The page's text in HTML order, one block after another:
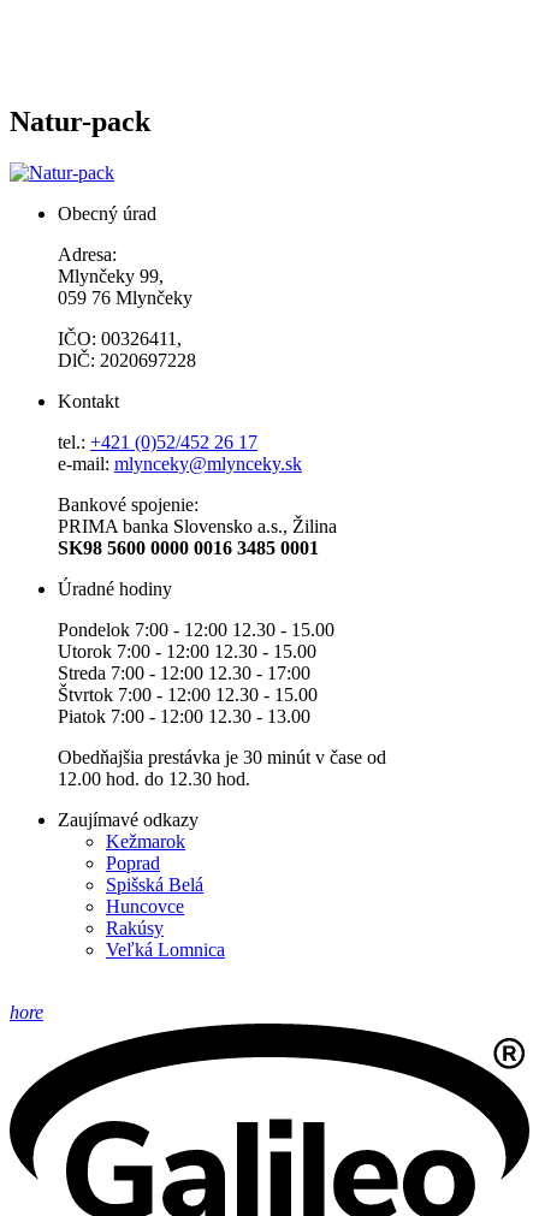
Natur-pack
Obecný úrad
Adresa:
Mlynčeky 99,
059 76 Mlynčeky
IČO: 00326411,
DlČ: 2020697228
Kontakt
tel.: +421 (0)52/452 26 17
e-mail: mlynceky@mlynceky.sk
Bankové spojenie:
PRIMA banka Slovensko a.s., Žilina
SK98 5600 0000 0016 3485 0001
Úradné hodiny
Pondelok 7:00 - 12:00 12.30 - 15.00
Utorok 7:00 - 12:00 12.30 - 15.00
Streda 7:00 - 12:00 12.30 - 17:00
Štvrtok 7:00 - 12:00 12.30 - 15.00
Piatok 7:00 - 12:00 12.30 - 13.00
Obedňajšia prestávka je 30 minút v čase od
12.00 hod. do 12.30 hod.
Zaujímavé odkazy
Kežmarok
Poprad
Spišská Belá
Huncovce
Rakúsy
Veľká Lomnica
hore